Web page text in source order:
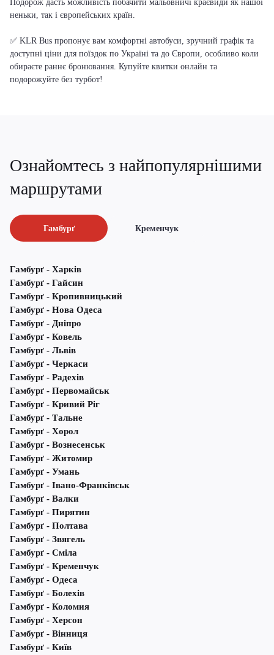
Подорож дасть можливість побачити мальовничі краєвиди як нашої
неньки, так і європейських країн.
✅ KLR Bus пропонує вам комфортні автобуси, зручний графік та
доступні ціни для поїздок по Україні та до Європи, особливо коли
обираєте раннє бронювання. Купуйте квитки онлайн та
подорожуйте без турбот!
Ознайомтесь з найпопулярнішими
маршрутами
Гамбурґ Кременчук
Гамбурґ - Харків
Гамбурґ - Гайсин
Гамбурґ - Кропивницький
Гамбурґ - Нова Одеса
Гамбурґ - Дніпро
Гамбурґ - Ковель
Гамбурґ - Львів
Гамбурґ - Черкаси
Гамбурґ - Радехів
Гамбурґ - Первомайськ
Гамбурґ - Кривий Ріг
Гамбурґ - Тальне
Гамбурґ - Хорол
Гамбурґ - Вознесенськ
Гамбурґ - Житомир
Гамбурґ - Умань
Гамбурґ - Івано-Франківськ
Гамбурґ - Валки
Гамбурґ - Пирятин
Гамбурґ - Полтава
Гамбурґ - Звягель
Гамбурґ - Сміла
Гамбурґ - Кременчук
Гамбурґ - Одеса
Гамбурґ - Болехів
Гамбурґ - Коломия
Гамбурґ - Херсон
Гамбурґ - Вінниця
Гамбурґ - Київ